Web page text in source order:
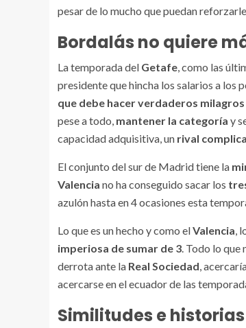
pesar de lo mucho que puedan
Bordalás no quiere
La temporada del Getafe, como las
presidente que hincha los salarios a los
que debe hacer verdaderos milagros
pese a todo, mantener la categoría y
capacidad adquisitiva, un rival
El conjunto del sur de Madrid tiene la
Valencia no ha conseguido sacar los
azulón hasta en 4 ocasiones esta
Lo que es un hecho y como elValencia,
imperiosa de sumar de 3. Todo lo que
derrota ante la Real Sociedad,
acercarse en el ecuador de las
Similitudes e